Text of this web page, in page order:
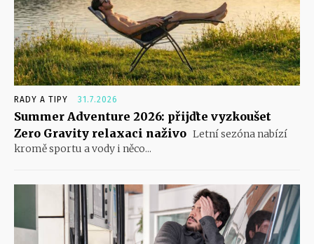
RADY A TIPY 31.7.2026
Summer Adventure 2026: přijďte vyzkoušet
Zero Gravity relaxaci naživo Letní sezóna nabízí
kromě sportu a vody i něco...